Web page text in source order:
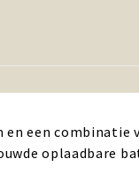
een combinatie
oplaadbare